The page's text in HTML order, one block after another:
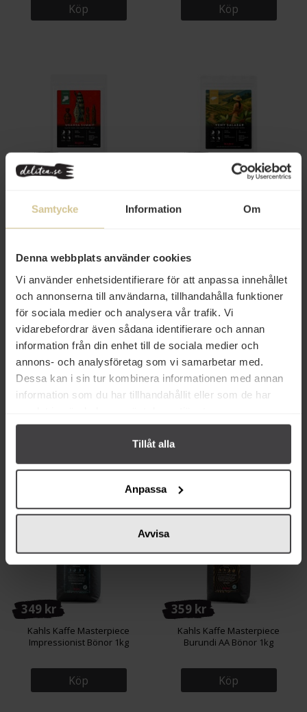
Samtycke Information Om
Denna webbplats använder cookies
Vi använder enhetsidentifierare för att anpassa innehållet
och annonserna till användarna, tillhandahålla funktioner
för sociala medier och analysera vår trafik. Vi
vidarebefordrar även sådana identifierare och annan
information från din enhet till de sociala medier och
annons- och analysföretag som vi samarbetar med.
Dessa kan i sin tur kombinera informationen med annan
information som du har tillhandahållit eller som de har
Tillåt alla
Anpassa
Avvisa
Köp Köp
149 kr
Kahls Kaffe Uganda Summit
Köp
Kahls Kaffe Yeny Salazar
355 kr 169 kr
349 kr
Kahls Kaffe Masterpiece
Impressionist Bönor 1kg
Köp
359 kr
Kahls Kaffe Masterpiece
Burundi AA Bönor 1kg
Köp